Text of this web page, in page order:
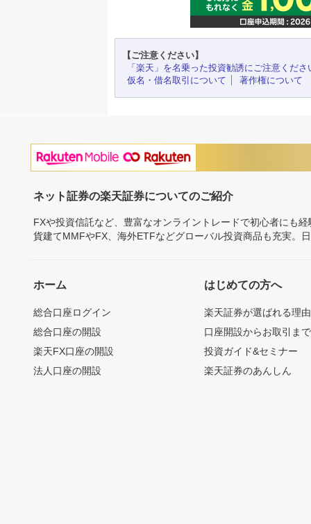
【ご注意ください】
「楽天」を名乗った投資勧誘にご注意くださ
仮名・借名取引について
著作権について
ネット証券の楽天証券についてのご紹介
FXや投資信託など、豊富なオンライントレードで初心者にも
貨建てMMFやFX、海外ETFなどグローバル投資商品も充実。
ホーム
総合口座ログイン
総合口座の開設
楽天FX口座の開設
法人口座の開設
はじめての方へ
楽天証券が選ばれる理由
口座開設からお取引ま
投資ガイド&セミナー
楽天証券のあんしん